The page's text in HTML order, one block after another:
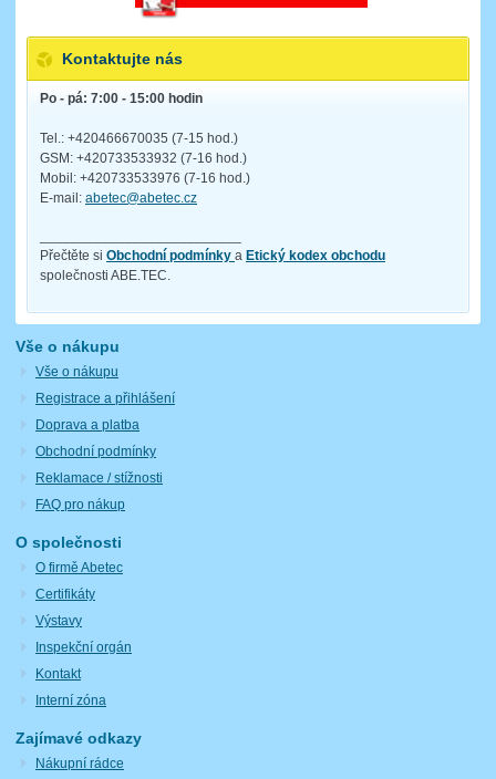
Kontaktujte nás
Po - pá: 7:00 - 15:00 hodin
Tel.: +420466670035 (7-15 hod.)
GSM: +420733533932 (7-16 hod.)
Mobil: +420733533976 (7-16 hod.)
E-mail: abetec@abetec.cz
Přečtěte si Obchodní podmínky a Etický kodex obchodu
společnosti ABE.TEC.
Vše o nákupu
Vše o nákupu
Registrace a přihlášení
Doprava a platba
Obchodní podmínky
Reklamace / stížnosti
FAQ pro nákup
O společnosti
O firmě Abetec
Certifikáty
Výstavy
Inspekční orgán
Kontakt
Interní zóna
Zajímavé odkazy
Nákupní rádce